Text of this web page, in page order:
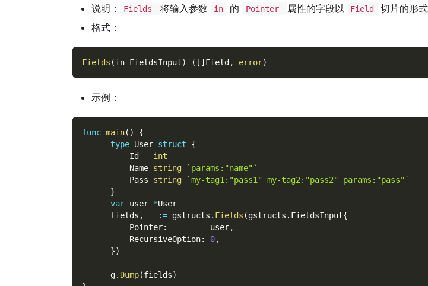
说明： Fields 将输入参数 in 的 Pointer 属性的字段以 Field
切片的形式
格式：
Fields (in FieldsInput) ( [ ] Field , error)
示例：
func main( )
{
type User struct
{
          Id
int
          Name
string
`params:"name"`
          Pass
string
`my-tag1:"pass1" my-tag2:"pass2" params:"pass"`
}
var user *User
      fields
, := gstructs . Fields (gstructs . FieldsInput{
          Pointer
:
         user
,
          RecursiveOption
: 0,
})
      g
. Dump(fields)